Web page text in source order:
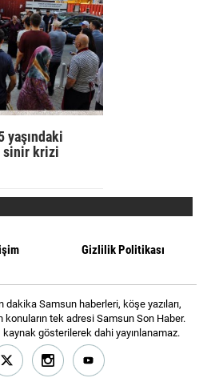
yaşındaki
sinir krizi
Gizlilik Politikası
dakika Samsun haberleri, köşe yazıları,
tek adresi Samsun Son Haber.
gösterilerek dahi yayınlanamaz.